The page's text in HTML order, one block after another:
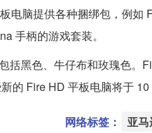
电脑提供各种捆绑包，例
手柄的游戏套装。
括黑色、牛仔布和玫瑰色。
的 Fire HD 平板电脑将于
网络标签： 亚马